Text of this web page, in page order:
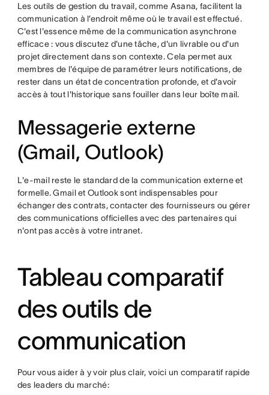
Les outils de gestion du travail, comme Asana, facilitent la
communication à l’endroit même où le travail est effectué.
C'est l'essence même de la communication asynchrone
efficace : vous discutez d'une tâche, d'un livrable ou d'un
projet directement dans son contexte. Cela permet aux
membres de l'équipe de paramétrer leurs notifications, de
rester dans un état de concentration profonde, et d'avoir
accès à tout l'historique sans fouiller dans leur boîte mail.
Messagerie externe
(Gmail, Outlook)
L'e-mail reste le standard de la communication externe et
formelle. Gmail et Outlook sont indispensables pour
échanger des contrats, contacter des fournisseurs ou gérer
des communications officielles avec des partenaires qui
n'ont pas accès à votre intranet.
Tableau comparatif
des outils de
communication
Pour vous aider à y voir plus clair, voici un comparatif rapide
des leaders du marché: